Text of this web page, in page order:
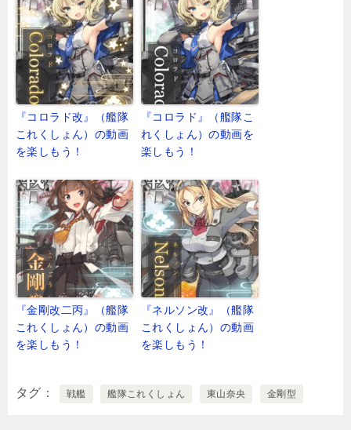
『コロラド改』（艦隊
これくしょん）の動画
を楽しもう！
『コロラド』（艦隊こ
れくしょん）の動画を
楽しもう！
『金剛改二丙』（艦隊
これくしょん）の動画
を楽しもう！
『ネルソン改』（艦隊
これくしょん）の動画
を楽しもう！
タグ 戦艦 艦隊これくしょん 東山奈央 金剛型